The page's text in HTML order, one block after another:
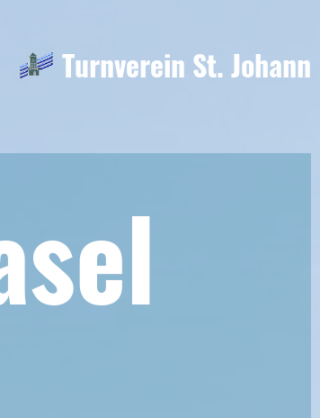
Turnverein St. Johann
l